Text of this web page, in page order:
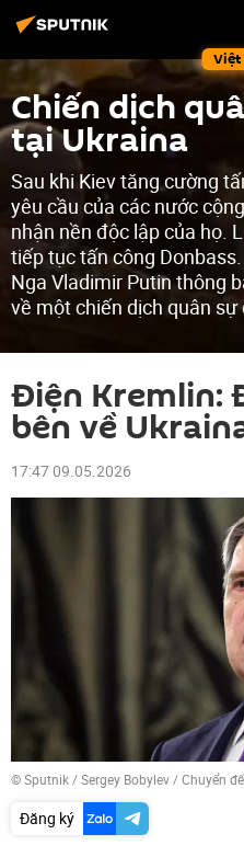
Việt
Chiến dịch
tại Ukraina
Sau khi Kiev tăng cường
yêu cầu của các nước
nhận nền độc lập của họ.
tiếp tục tấn công
Nga Vladimir Putin thông
về một chiến dịch quân sự
Điện Kremlin:
bên về
17:47 09.05.2026
© Sputnik / Sergey Bobylev/Chuyển
Đăng ký